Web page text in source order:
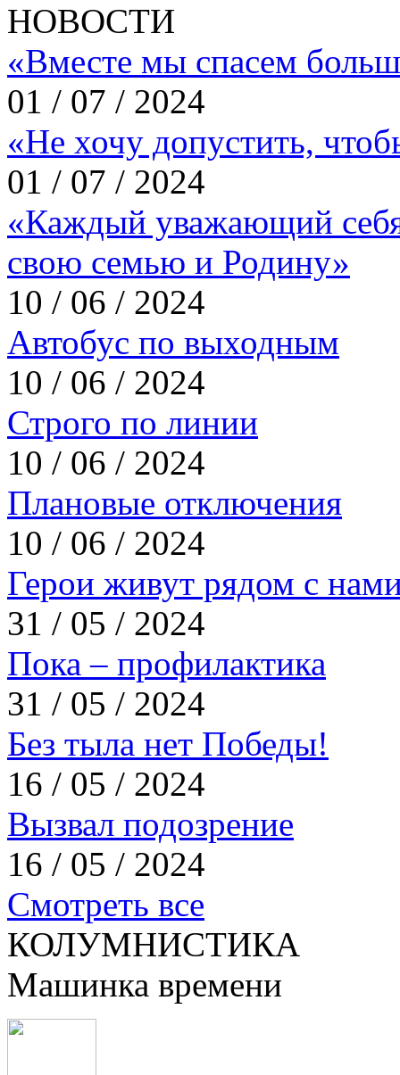
НОВОСТИ
«Вместе мы спасем
01 / 07 / 2024
«Не хочу допустить,
01 / 07 / 2024
«Каждый уважающий
свою семью и Родину»
10 / 06 / 2024
Автобус по выходным
10 / 06 / 2024
Строго по линии
10 / 06 / 2024
Плановые отключения
10 / 06 / 2024
Герои живут рядом с
31 / 05 / 2024
Пока – профилактика
31 / 05 / 2024
Без тыла нет Победы!
16 / 05 / 2024
Вызвал подозрение
16 / 05 / 2024
Смотреть все
КОЛУМНИСТИКА
Машинка времени